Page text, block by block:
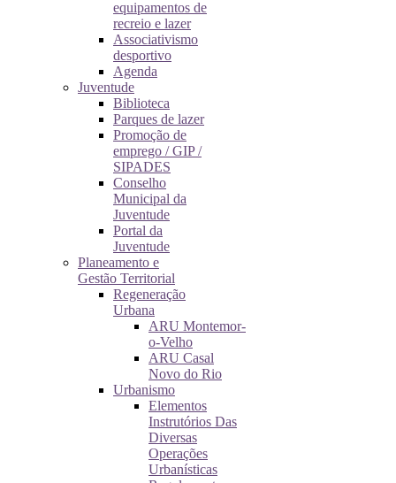
equipamentos de
recreio e lazer
Associativismo
desportivo
Agenda
Juventude
Biblioteca
Parques de lazer
Promoção de
emprego / GIP /
SIPADES
Conselho
Municipal da
Juventude
Portal da
Juventude
Planeamento e
Gestão Territorial
Regeneração
Urbana
ARU Montemor-
o-Velho
ARU Casal
Novo do Rio
Urbanismo
Elementos
Instrutórios Das
Diversas
Operações
Urbanísticas